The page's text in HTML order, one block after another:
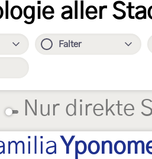
aller
Falter
Nur direkte